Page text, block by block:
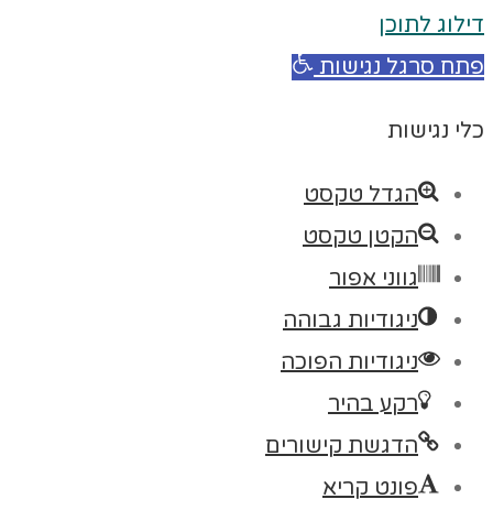
דילוג לתוכן
פתח סרגל נגישות
כלי נגישות
הגדל טקסט
הקטן טקסט
גווני אפור
ניגודיות גבוהה
ניגודיות הפוכה
רקע בהיר
הדגשת קישורים
פונט קריא